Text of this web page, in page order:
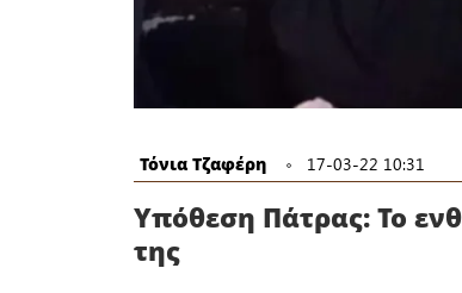
Τόνια Τζαφέρη 17-03-22 10:31
Υπόθεση Πάτρας: Το
της